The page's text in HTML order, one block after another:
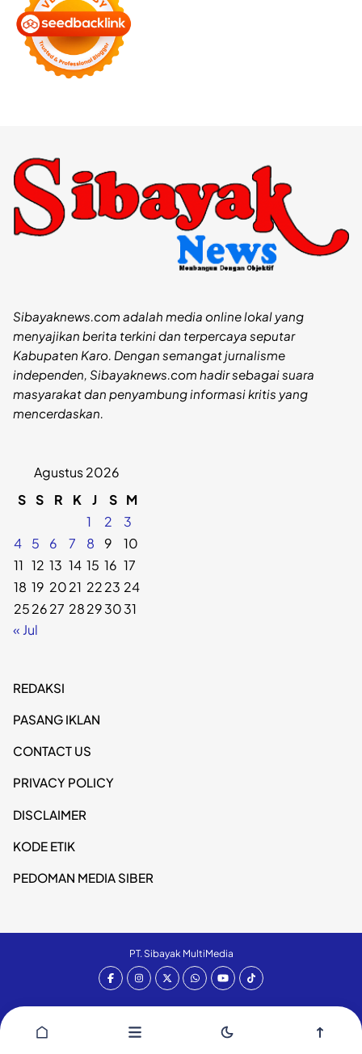
Sibayaknews.com adalah media online lokal yang
menyajikan berita terkini dan terpercaya seputar
Kabupaten Karo. Dengan semangat jurnalisme
independen, Sibayaknews.com hadir sebagai suara
masyarakat dan penyambung informasi kritis yang
mencerdaskan.
Agustus 2026
S S R K J S M
1
2
3
4
5 6 7 8 9
10
11 12 13 14 15 16 17
18 19 2021 2223 24
252627 28293031
« Jul
REDAKSI
PASANG IKLAN
CONTACT US
PRIVACY POLICY
DISCLAIMER
KODE ETIK
PEDOMAN MEDIA SIBER
PT. Sibayak MultiMedia